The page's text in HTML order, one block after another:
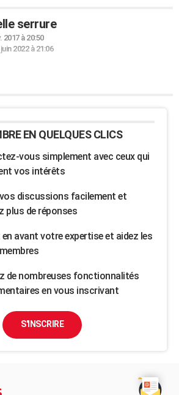
serrure
2017 à 20:50
2022 à 21:06
EN QUELQUES CLICS
vous simplement avec ceux qui
vos intérêts
discussions facilement et
plus de réponses
avant votre expertise et aidez les
de nombreuses fonctionnalités
en vous inscrivant
S'INSCRIRE